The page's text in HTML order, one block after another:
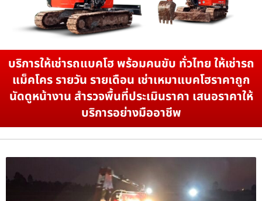
บริการให้เช่ารถแบคโฮ พร้อมคนขับ ทั่วไทย ให้เช่ารถ
แม็คโคร รายวัน รายเดือน เช่าเหมาแบคโฮราคาถูก
นัดดูหน้างาน สำรวจพื้นที่ประเมินราคา เสนอราคาให้
บริการอย่างมืออาชีพ